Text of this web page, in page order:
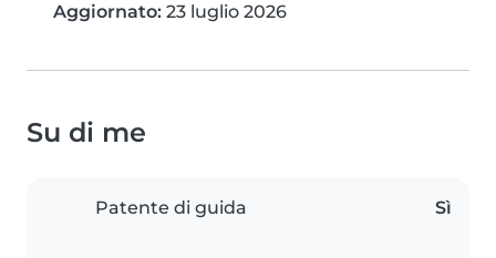
Aggiornato: 23 luglio 2026
Su di me
Patente di guida Sì